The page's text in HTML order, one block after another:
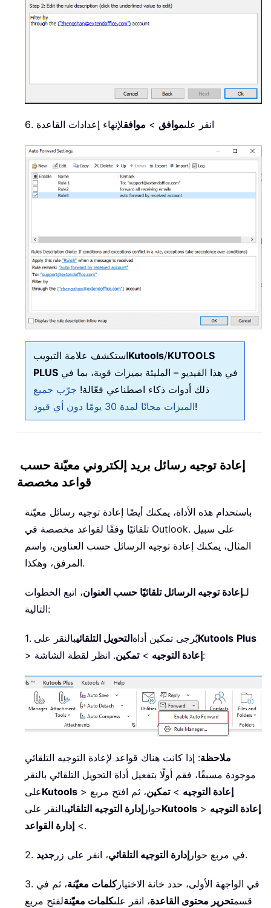
6. انقر علىموافق > موافقلإنهاء إعدادات القاعدة
استكشف علامة التبويبKutools/KUTOOLS
PLUS
ذلك أدوات ذكاء اصطناعي فعّالة! جرّب جميع
الميزات مجانًا لمدة 30 يومًا دون أي قيود!
إعادة توجيه رسائل بريد إلكتروني معيّنة حسب
قواعد مخصصة
باستخدام هذه الأداة، يمكنك أيضًا إعادة توجيه رسائل معيّنة
تلقائيًا وفقًا لقواعد مخصصة في Outlook. على سبيل
المثال، يمكنك إعادة توجيه الرسائل حسب العناوين، واسم
المرفق، وهكذا.
لـإعادة توجيه الرسائل تلقائيًا حسب العنوان، اتبع الخطوات
التالية:
1. يُرجى تمكين أداةالتحويل التلقائيبالنقر على Kutools Plus
>
إعادة التوجيه >تمكين . انظر لقطة الشاشة:
ملاحظة: إذا كانت هناك قواعد لإعادة التوجيه التلقائي
موجودة مسبقًا، فقم أولًا بتفعيل أداة التحويل التلقائي بالنقر
علىKutools > إعادة التوجيه >تمكين، ثم افتح مربع
حوار إدارة التوجيه التلقائيبالنقر على Kutools > إعادة التوجيه
> إدارة القواعد .
2. في مربع حوار إدارة التوجيه التلقائي، انقر على زر جديد .
3. في الواجهة الأولى، حدد خانة الاختياركلمات معيّنة، ثم في
قسمتحرير محتوى القاعدة، انقر علىكلمات معيّنةلفتح مربع